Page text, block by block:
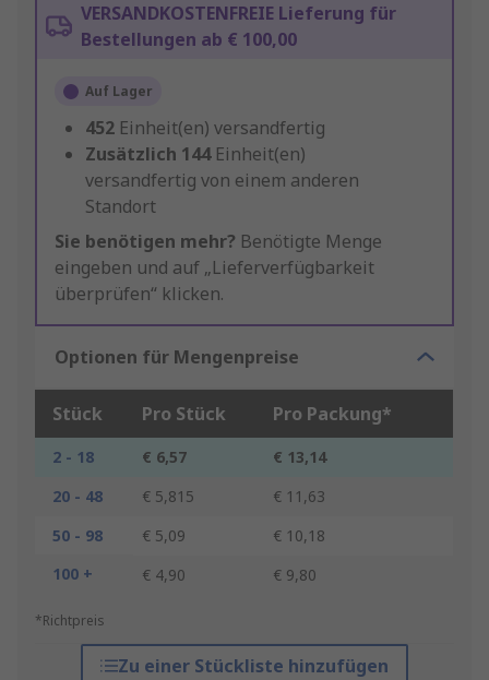
VERSANDKOSTENFREIE Lieferung für
Bestellungen ab € 100,00
Auf Lager
452 Einheit(en) versandfertig
Zusätzlich 144 Einheit(en)
versandfertig von einem anderen
Standort
Sie benötigen mehr? Benötigte Menge
eingeben und auf „Lieferverfügbarkeit
überprüfen“ klicken.
Optionen für Mengenpreise
Stück Pro Stück Pro Packung*
2 - 18 € 6,57
€ 13,14
20 - 48
€ 5,815
€ 11,63
50 - 98
€ 5,09
€ 10,18
100 +
€ 4,90 € 9,80
*Richtpreis
Zu einer Stückliste hinzufügen